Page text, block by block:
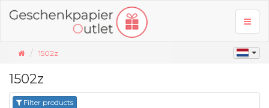
1502z
1502z
Filter products